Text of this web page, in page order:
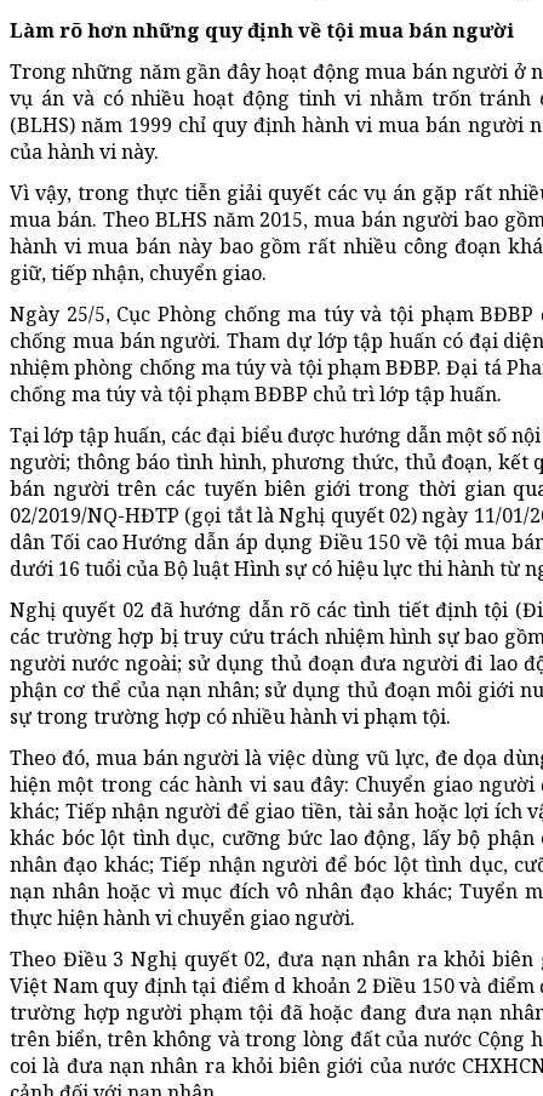
Làm rõ hơn những quy định về tội mua bán người
Trong những năm gần đây hoạt động mua bán người ở
vụ án và có nhiều hoạt động tinh vi nhằm trốn tránh
(BLHS) năm 1999 chỉ quy định hành vi mua bán người
của hành vi này.
Vì vậy, trong thực tiễn giải quyết các vụ án gặp rất
mua bán. Theo BLHS năm 2015, mua bán người bao
hành vi mua bán này bao gồm rất nhiều công đoạn
giữ, tiếp nhận, chuyển giao.
Ngày 25/5, Cục Phòng chống ma túy và tội phạm
chống mua bán người. Tham dự lớp tập huấn có đại
nhiệm phòng chống ma túy và tội phạm BĐBP. Đại tá
chống ma túy và tội phạm BĐBP chủ trì lớp tập huấn.
Tại lớp tập huấn, các đại biểu được hướng dẫn một số
người; thông báo tình hình, phương thức, thủ đoạn, kết
bán người trên các tuyến biên giới trong thời gian
02/2019/NQ-HĐTP (gọi tắt là Nghị quyết 02) ngày 11/01/
dân Tối cao Hướng dẫn áp dụng Điều 150 về tội mua
dưới 16 tuổi của Bộ luật Hình sự có hiệu lực thi hành từ
Nghị quyết 02 đã hướng dẫn rõ các tình tiết định tội
các trường hợp bị truy cứu trách nhiệm hình sự bao
người nước ngoài; sử dụng thủ đoạn đưa người đi lao
phận cơ thể của nạn nhân; sử dụng thủ đoạn môi giới
sự trong trường hợp có nhiều hành vi phạm tội.
Theo đó, mua bán người là việc dùng vũ lực, đe dọa
hiện một trong các hành vi sau đây: Chuyển giao
khác; Tiếp nhận người để giao tiền, tài sản hoặc lợi ích
khác bóc lột tình dục, cưỡng bức lao động, lấy bộ
nhân đạo khác; Tiếp nhận người để bóc lột tình dục,
nạn nhân hoặc vì mục đích vô nhân đạo khác; Tuyển
thực hiện hành vi chuyển giao người.
Theo Điều 3 Nghị quyết 02, đưa nạn nhân ra khỏi
Việt Nam quy định tại điểm d khoản 2 Điều 150 và
trường hợp người phạm tội đã hoặc đang đưa nạn
trên biển, trên không và trong lòng đất của nước Cộng
coi là đưa nạn nhân ra khỏi biên giới của nước